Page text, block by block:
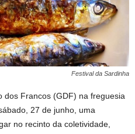
Festival da Sardinha
dos Francos (GDF) na freguesia
27 de junho, uma
no recinto da coletividade,